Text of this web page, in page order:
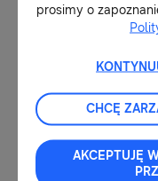
prosimy o
CHCĘ
AKCEPTUJĘ